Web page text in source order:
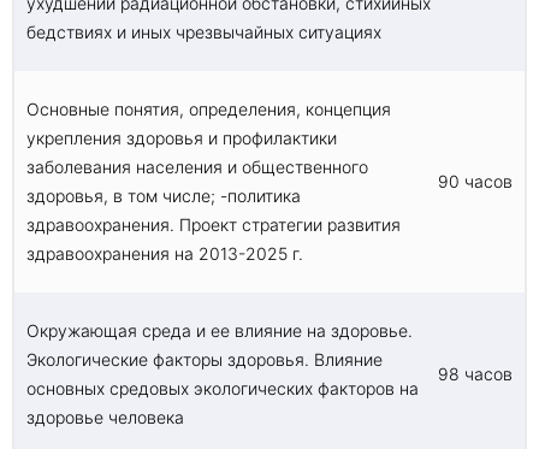
бедствиях и иных чрезвычайных ситуациях
Основные понятия, определения, концепция
укрепления здоровья и профилактики
заболевания населения и общественного
здоровья, в том числе; -политика
здравоохранения. Проект стратегии развития
здравоохранения на 2013-2025 г.
90 часов
Окружающая среда и ее влияние на здоровье.
Экологические факторы здоровья. Влияние
основных средовых экологических факторов на
здоровье человека
98 часов